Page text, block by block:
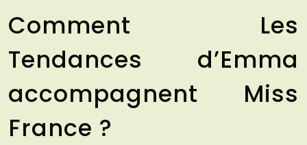
Comment Les
Tendances d’Emma
accompagnent Miss
France ?